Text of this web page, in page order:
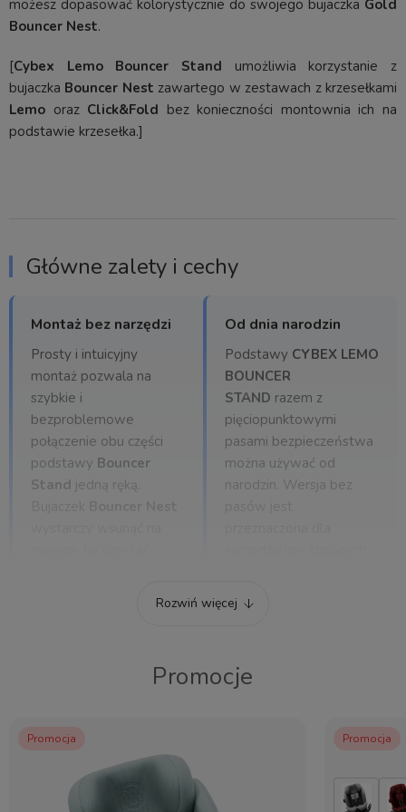
możesz dopasować kolorystycznie do swojego bujaczka Gold
Bouncer Nest.
[Cybex Lemo Bouncer Stand umożliwia korzystanie z
bujaczka Bouncer Nest zawartego w zestawach z krzesełkami
Lemo oraz Click&Fold bez konieczności montownia ich na
podstawie krzesełka.]
Główne zalety i cechy
Montaż bez narzędzi
Prosty i intuicyjny
montaż pozwala na
szybkie i
bezproblemowe
połączenie obu części
podstawy Bouncer
Stand jedną ręką.
Od dnia narodzin
Podstawy CYBEX LEMO
BOUNCER
STAND razem z
pięciopunktowymi
pasami bezpieczeństwa
można używać od
narodzin. Wersja bez
życia maluszka.
Kompatybilne produkty
Rozwiń więcej
Promocje
Promocja Promocja